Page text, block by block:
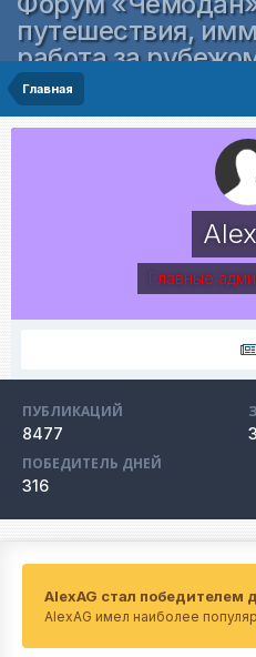
путешествия,
работа за
Главная
Главные
ПУБЛИКАЦИЙ
8477
ПОБЕДИТЕЛЬ ДНЕЙ
316
AlexAG стал победителем
AlexAG имел наиболее